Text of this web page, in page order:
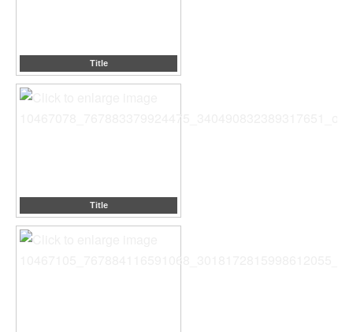
Title
Title